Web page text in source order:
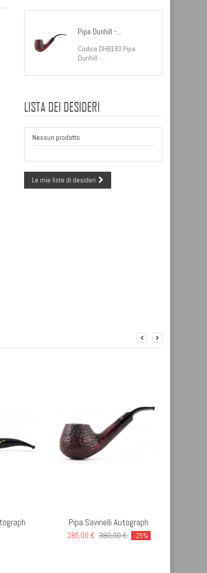
Pipa Dunhill -...
Codice:DHB193 Pipa
Dunhill -...
LISTA DEI DESIDERI
Nessun prodotto
Le mie liste di desideri
Pipa Savinelli Autograph
285,00 € 380,00 € -25%